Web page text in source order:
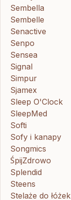
Sembella
Sembelle
Senactive
Senpo
Sensea
Signal
Simpur
Sjamex
Sleep O'Clock
SleepMed
Softi
Sofy i kanapy
Songmics
ŚpijZdrowo
Splendid
Steens
Stelaże do łóżek